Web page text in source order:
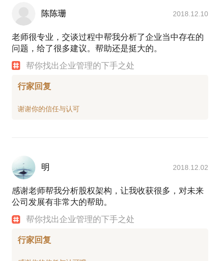
陈陈珊 2018.12.10
老师很专业，交谈过程中帮我分析了企业当中存在的
问题，给了很多建议。帮助还是挺大的。
帮你找出企业管理的下手之处
行家回复
明 2018.12.02
感谢老师帮我分析股权架构，让我收获很多，对未来
公司发展有非常大的帮助。
帮你找出企业管理的下手之处
行家回复